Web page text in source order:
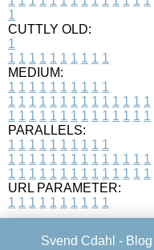
1
CUTTLY OLD:
1
1 1 1 1 1 1 1 1 1 1
MEDIUM:
1 1 1 1 1 1 1 1 1 1
1 1 1 1 1 1 1 1 1 1 1 1 1 1
1 1 1 1 1 1 1 1 1 1 1 1 1 1
PARALLELS:
1 1 1 1 1 1 1 1 1 1
1 1 1 1 1 1 1 1 1 1 1 1 1 1
1 1 1 1 1 1 1 1 1 1 1 1 1 1
URL PARAMETER:
1 1 1 1 1 1 1 1 1 1
Svend Cdahl - Blog